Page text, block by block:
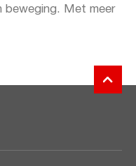
beweging. Met meer